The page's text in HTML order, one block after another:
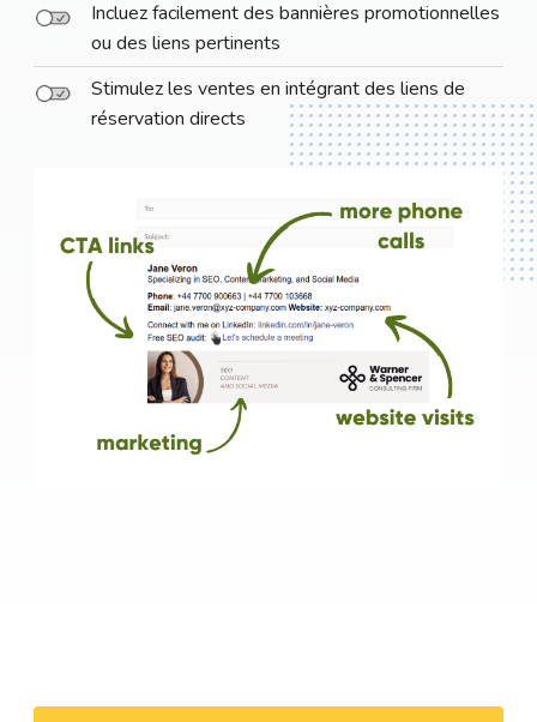
Incluez facilement des bannières promotionnelles
ou des liens pertinents
Stimulez les ventes en intégrant des liens de
réservation directs